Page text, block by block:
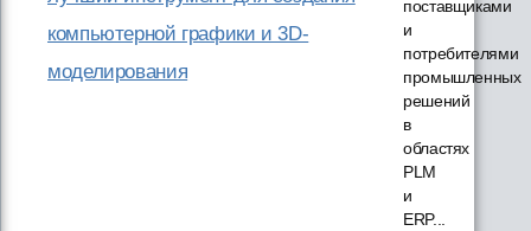
компьютерной графики и 3D-
моделирования
поставщиками
и
потребителями
промышленных
решений
в
областях
PLM
и
ERP...